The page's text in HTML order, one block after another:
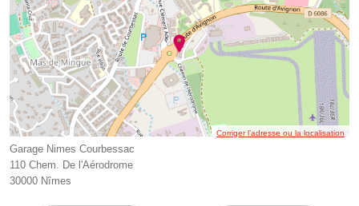
Corriger l’adresse ou la localisation
Garage Nimes Courbessac
110 Chem. De l'Aérodrome
30000 Nîmes